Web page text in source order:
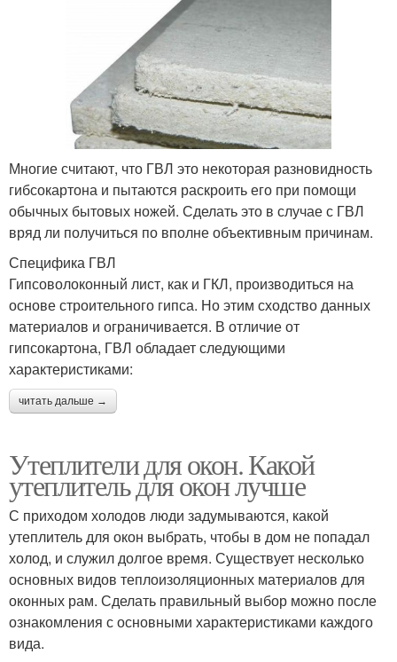
Многие считают, что ГВЛ это некоторая разновидность
гибсокартона и пытаются раскроить его при помощи
обычных бытовых ножей. Сделать это в случае с ГВЛ
вряд ли получиться по вполне объективным причинам.
Специфика ГВЛ
Гипсоволоконный лист, как и ГКЛ, производиться на
основе строительного гипса. Но этим сходство данных
материалов и ограничивается. В отличие от
гипсокартона, ГВЛ обладает следующими
характеристиками:
читать дальше →
Утеплители для окон. Какой
утеплитель для окон лучше
С приходом холодов люди задумываются, какой
утеплитель для окон выбрать, чтобы в дом не попадал
холод, и служил долгое время. Существует несколько
основных видов теплоизоляционных материалов для
оконных рам. Сделать правильный выбор можно после
ознакомления с основными характеристиками каждого
вида.